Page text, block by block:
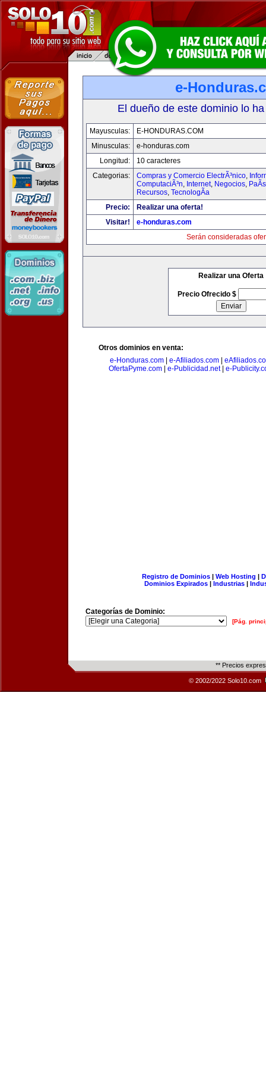
e-
El dueño de este dominio lo
Mayusculas:
E-HONDURAS.COM
Minusculas:
e-honduras.com
Longitud:
10 caracteres
Categorias:
Compras y Comercio ElectrÃ³nico,
ComputaciÃ³n, Internet, Negocios,
Recursos, TecnologÃ­a
Precio:
Realizar una oferta!
Visitar!
e-honduras.com
Serán consideradas
Realizar una Oferta
Precio Ofrecido $
Otros dominios en venta:
e-Honduras.com| e-Afiliados.com|
OfertaPyme.com| e-Publicidad.net| e-
Registro de Dominios| Web Hosting |
Dominios Expirados | Industrias |
Categorías de Dominio:
[Pág.
** Precios
© 2002/2022 Solo10.com